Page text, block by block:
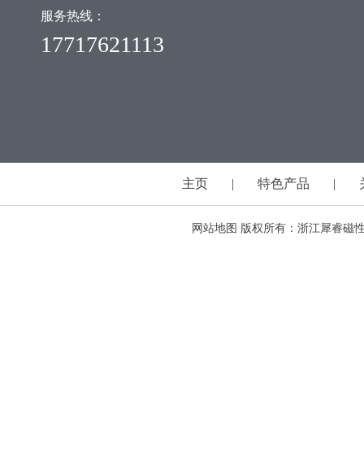
服务热线：
17717621113
主页 | 特色产品 |
网站地图 版权所有：浙江犀睿